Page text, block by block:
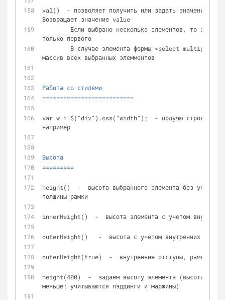
val()  - позволяет получить или задать значение
Возвращает значение value
только первого
массив всех выбранных элемментов
Работа со стилями
==========================
var w = $("div").css("width");  - получю строку со
например
Высота
=========
height()  -  высота выбранного элемента без учета
толщины рамки
innerHeight()  -  высота элемента с учетом
outerHeight()   -  высота с учетом внутренних
outerHeight(true)  -  внутренние отступы, рамка и
height(400)  -  задаем высоту элемента (высота
меньше: учитываются пэддинги и маржины)